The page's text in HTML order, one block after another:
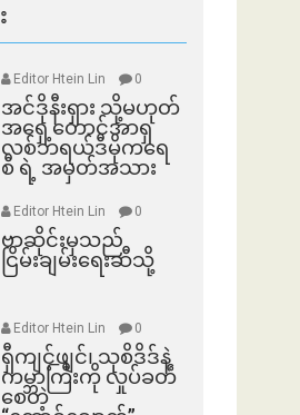
Editor Htein Lin 0
အင်ဒိုနီးရှား သို့မဟုတ်
အရှေ့တောင်အာရှ
လစ်ဘရယ်ဒီမိုကရေ
စီ ရဲ့ အမှတ်အသား
Editor Htein Lin 0
ဗာဆိုင်းမှသည်
ငြိမ်းချမ်းရေးဆီသို့
Editor Htein Lin 0
ရှီကျင့်ဖျင်၊ သုစိဒိဒ်နဲ့
ကမ္ဘာကြီးကို လှုပ်ခတ်
စေတဲ့